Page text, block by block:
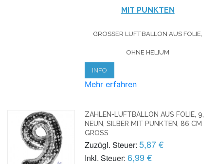
MIT PUNKTEN
GROSSER LUFTBALLON AUS FOLIE, O
HNE HELIUM
INFO
Mehr erfahren
ZAHLEN-LUFTBALLON AUS FOLIE, 9,
NEUN, SILBER MIT PUNKTEN, 86 CM
GROSS
Zuzügl. Steuer: 5,87 €
Inkl. Steuer: 6,99 €